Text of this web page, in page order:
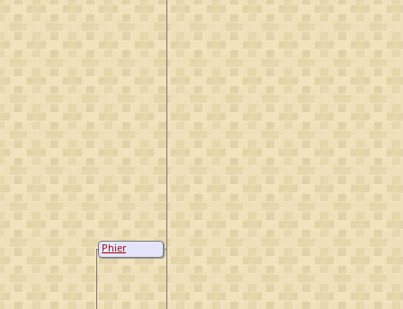
Phier
Berndtse van
Osenbrugge